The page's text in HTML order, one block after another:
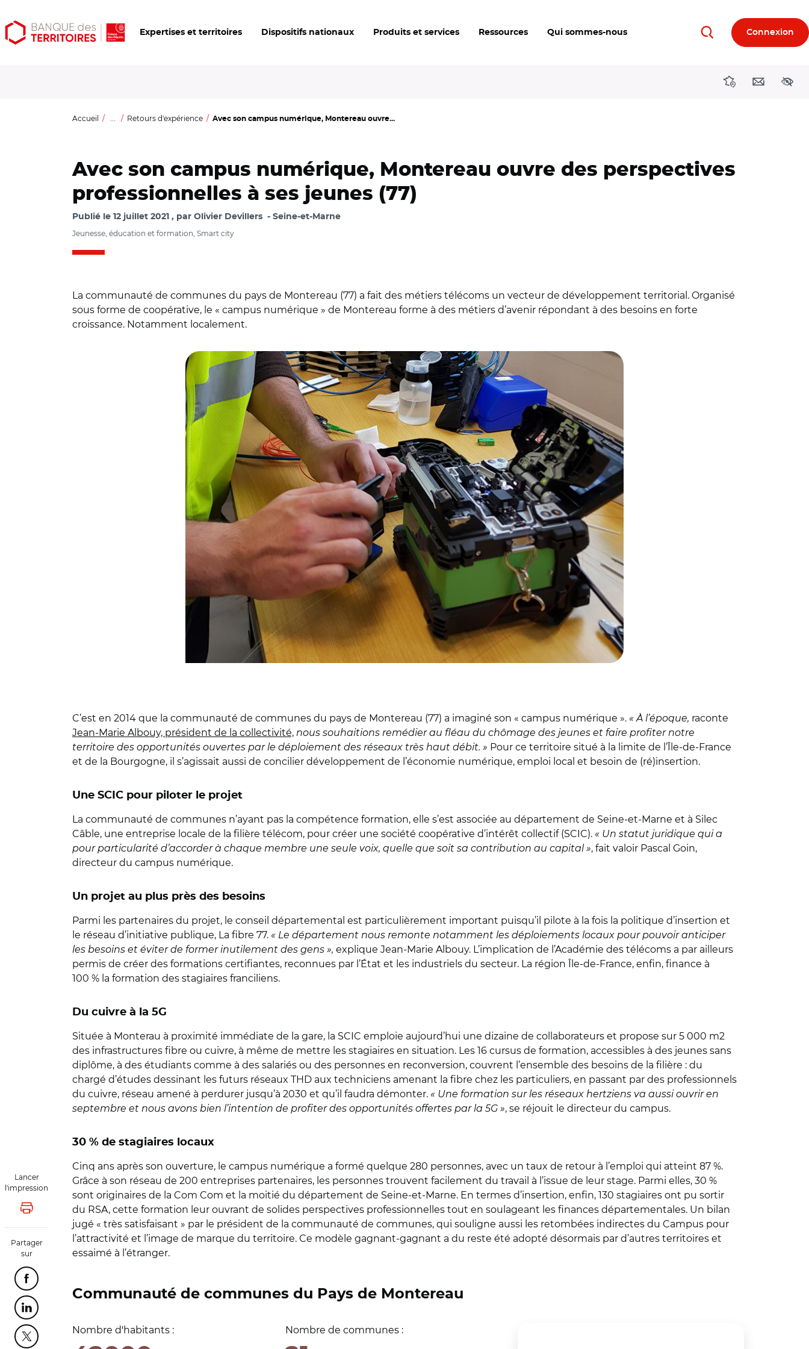
Aller
au
Aller
au
Ouvrir
les
Expertises et territoires Dispositifs nationaux Produits et services Ressources Qui sommes-nous RechercherConnexion
DirectionsContact
Accueil ... Retours d'expérience Avec son campus numérique, Montereau ouvre...
Avec son campus numérique, Montereau ouvre des perspectives
professionnelles à ses jeunes (77)
Publié le 12 juillet 2021 par Olivier Devillers Seine-et-Marne
Jeunesse, éducation et formation, Smart city
Lancer
l'impression
Lancer l'impression
Partager
sur
Partager cette page sur Facebook
Partager cette page sur Linkedin
Partager cette page sur Twitter
La communauté de communes du pays de Montereau (77) a fait des métiers télécoms un vecteur de développement territorial. Organisé
sous forme de coopérative, le « campus numérique » de Montereau forme à des métiers d’avenir répondant à des besoins en forte
croissance. Notamment localement.
C’est en 2014 que la communauté de communes du pays de Montereau (77) a imaginé son « campus numérique ». « À l’époque, raconte
Jean-Marie Albouy, président de la collectivité, nous souhaitions remédier au fléau du chômage des jeunes et faire profiter notre
territoire des opportunités ouvertes par le déploiement des réseaux très haut débit. » Pour ce territoire situé à la limite de l’Île-de-France
et de la Bourgogne, il s’agissait aussi de concilier développement de l’économie numérique, emploi local et besoin de (ré)insertion.
Une SCIC pour piloter le projet
La communauté de communes n’ayant pas la compétence formation, elle s’est associée au département de Seine-et-Marne et à Silec
Câble, une entreprise locale de la filière télécom, pour créer une société coopérative d’intérêt collectif (SCIC). « Un statut juridique qui a
pour particularité d’accorder à chaque membre une seule voix, quelle que soit sa contribution au capital », fait valoir Pascal Goin,
directeur du campus numérique.
Un projet au plus près des besoins
Parmi les partenaires du projet, le conseil départemental est particulièrement important puisqu’il pilote à la fois la politique d’insertion et
le réseau d’initiative publique, La fibre 77. « Le département nous remonte notamment les déploiements locaux pour pouvoir anticiper
les besoins et éviter de former inutilement des gens », explique Jean-Marie Albouy. L’implication de l’Académie des télécoms a par ailleurs
permis de créer des formations certifiantes, reconnues par l’État et les industriels du secteur. La région Île-de-France, enfin, finance à
100 % la formation des stagiaires franciliens.
Du cuivre à la 5G
Située à Monterau à proximité immédiate de la gare, la SCIC emploie aujourd’hui une dizaine de collaborateurs et propose sur 5 000 m2
des infrastructures fibre ou cuivre, à même de mettre les stagiaires en situation. Les 16 cursus de formation, accessibles à des jeunes sans
diplôme, à des étudiants comme à des salariés ou des personnes en reconversion, couvrent l’ensemble des besoins de la filière : du
chargé d’études dessinant les futurs réseaux THD aux techniciens amenant la fibre chez les particuliers, en passant par des professionnels
du cuivre, réseau amené à perdurer jusqu’à 2030 et qu’il faudra démonter. « Une formation sur les réseaux hertziens va aussi ouvrir en
septembre et nous avons bien l’intention de profiter des opportunités offertes par la 5G », se réjouit le directeur du campus.
30 % de stagiaires locaux
Cinq ans après son ouverture, le campus numérique a formé quelque 280 personnes, avec un taux de retour à l’emploi qui atteint 87 %.
Grâce à son réseau de 200 entreprises partenaires, les personnes trouvent facilement du travail à l’issue de leur stage. Parmi elles, 30 %
sont originaires de la Com Com et la moitié du département de Seine-et-Marne. En termes d’insertion, enfin, 130 stagiaires ont pu sortir
du RSA, cette formation leur ouvrant de solides perspectives professionnelles tout en soulageant les finances départementales. Un bilan
jugé « très satisfaisant » par le président de la communauté de communes, qui souligne aussi les retombées indirectes du Campus pour
l’attractivité et l’image de marque du territoire. Ce modèle gagnant-gagnant a du reste été adopté désormais par d’autres territoires et
essaimé à l’étranger.
Communauté de communes du Pays de Montereau
Nombre d'habitants : Nombre de communes :